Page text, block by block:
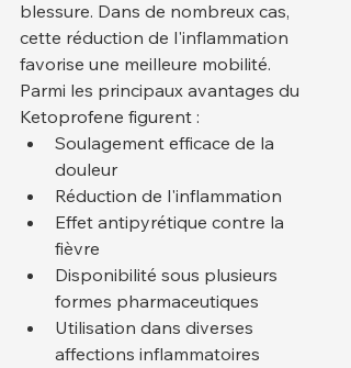
blessure. Dans de nombreux cas,
cette réduction de l'inflammation
favorise une meilleure mobilité.
Parmi les principaux avantages du
Ketoprofene figurent :
Soulagement efficace de la
douleur
Réduction de l'inflammation
Effet antipyrétique contre la
fièvre
Disponibilité sous plusieurs
formes pharmaceutiques
Utilisation dans diverses
affections inflammatoires